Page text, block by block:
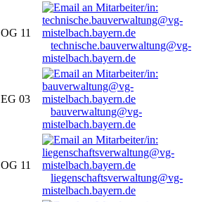
OG 11
technische.bauverwaltung@vg-
mistelbach.bayern.de
EG 03
bauverwaltung@vg-
mistelbach.bayern.de
OG 11
liegenschaftsverwaltung@vg-
mistelbach.bayern.de